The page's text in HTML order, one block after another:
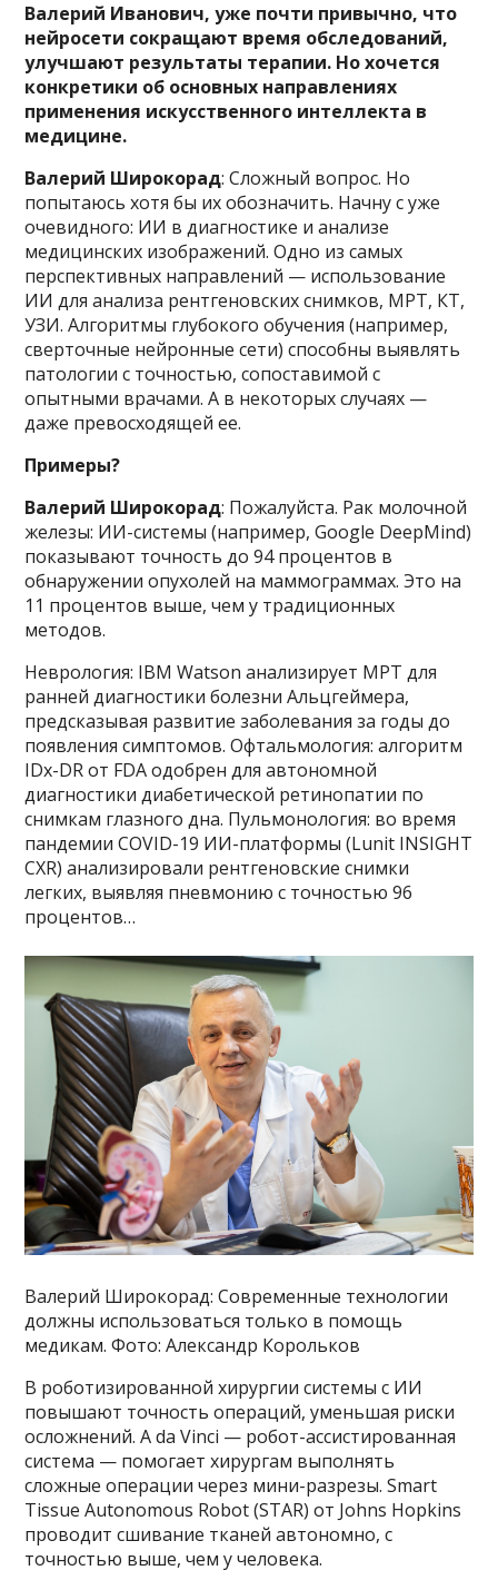
Валерий Иванович, уже почти привычно, что
нейросети сокращают время обследований,
улучшают результаты терапии. Но хочется
конкретики об основных направлениях
применения искусственного интеллекта в
медицине.
Валерий Широкорад: Сложный вопрос. Но
попытаюсь хотя бы их обозначить. Начну с уже
очевидного: ИИ в диагностике и анализе
медицинских изображений. Одно из самых
перспективных направлений — использование
ИИ для анализа рентгеновских снимков, МРТ, КТ,
УЗИ. Алгоритмы глубокого обучения (например,
сверточные нейронные сети) способны выявлять
патологии с точностью, сопоставимой с
опытными врачами. А в некоторых случаях —
даже превосходящей ее.
Примеры?
Валерий Широкорад: Пожалуйста. Рак молочной
железы: ИИ-системы (например, Google DeepMind)
показывают точность до 94 процентов в
обнаружении опухолей на маммограммах. Это на
11 процентов выше, чем у традиционных
методов.
Неврология: IBM Watson анализирует МРТ для
ранней диагностики болезни Альцгеймера,
предсказывая развитие заболевания за годы до
появления симптомов. Офтальмология: алгоритм
IDx-DR от FDA одобрен для автономной
диагностики диабетической ретинопатии по
снимкам глазного дна. Пульмонология: во время
пандемии COVID-19 ИИ-платформы (Lunit INSIGHT
CXR) анализировали рентгеновские снимки
легких, выявляя пневмонию с точностью 96
процентов…
Валерий Широкорад: Современные технологии
должны использоваться только в помощь
медикам. Фото: Александр Корольков
В роботизированной хирургии системы с ИИ
повышают точность операций, уменьшая риски
осложнений. А da Vinci — робот-ассистированная
система — помогает хирургам выполнять
сложные операции через мини-разрезы. Smart
Tissue Autonomous Robot (STAR) от Johns Hopkins
проводит сшивание тканей автономно, с
точностью выше, чем у человека.